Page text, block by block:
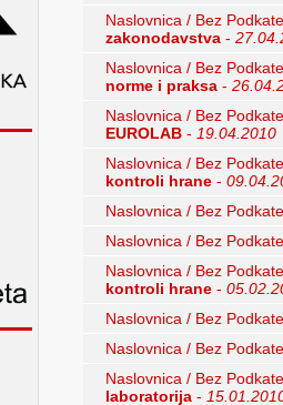
Naslovnica / Bez
zakonodavstva -
Naslovnica / Bez
norme i praksa -
Naslovnica / Bez
EUROLAB - 19.04.2010
Naslovnica / Bez
kontroli hrane -
Naslovnica / Bez
Naslovnica / Bez
Naslovnica / Bez
kontroli hrane -
Naslovnica / Bez
Naslovnica / Bez
Naslovnica / Bez
laboratorija -